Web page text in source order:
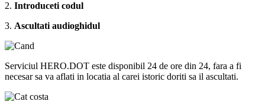
2. Introduceti codul
3. Ascultati audioghidul
Serviciul HERO.DOT este disponibil 24 de ore din 24, fara a fi
necesar sa va aflati in locatia al carei istoric doriti sa il ascultati.